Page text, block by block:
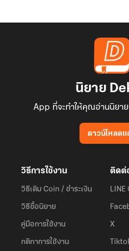
นิยาย
App ที่จะทำให้คุณอ่านนิยา
ดาวน์โหลดแ
วิธีการใช้งาน
วิธีเติม Coin / ชำระเงิน
วิธีซื้อนิยาย
คู่มือการใช้งาน
กติกาการใช้งาน
ติดต่
LINE
X